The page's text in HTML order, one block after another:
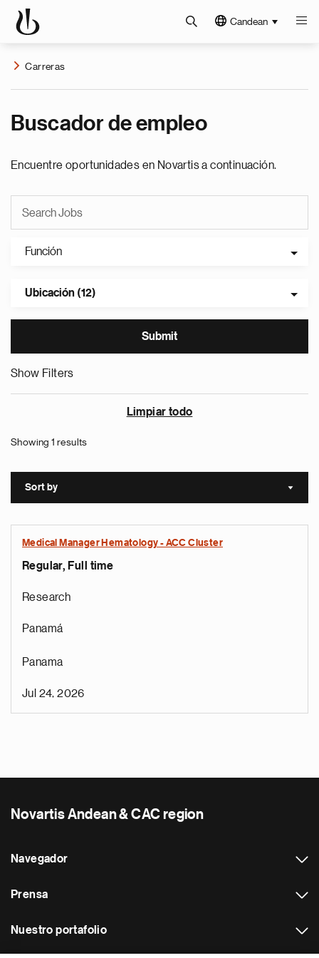
Candean
Carreras
Buscador de empleo
Encuentre oportunidades en Novartis a continuación.
Función
Ubicación (12)
Show Filters
Limpiar todo
Showing 1 results
Sort by Sort
Medical Manager Hematology - ACC Cluster
Regular, Full time
Research
Panamá
Panama
Jul 24, 2026
Novartis Andean & CAC region
Navegador
Prensa
Nuestro portafolio